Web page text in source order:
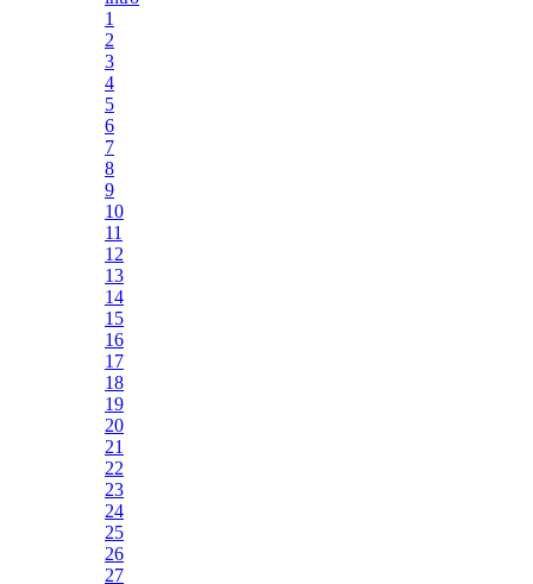
1
2
3
4
5
6
7
8
9
10
11
12
13
14
15
16
17
18
19
20
21
22
23
24
25
26
27